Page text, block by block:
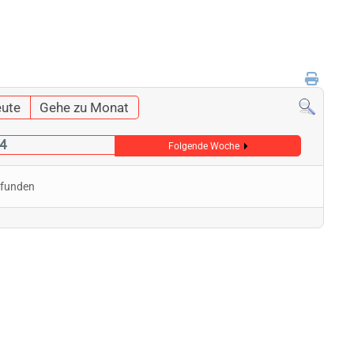
Gehe zu Monat
Folgende Woche